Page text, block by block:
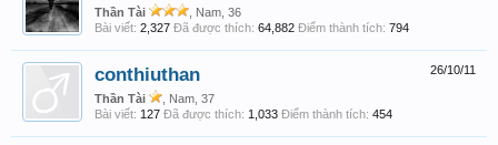
Thần Tài
, Nam, 36
Bài viết: 2,327 Đã được thích: 64,882 Điểm thành tích: 794
26/10/11
conthiuthan
Thần Tài
, Nam, 37
Bài viết: 127 Đã được thích: 1,033 Điểm thành tích: 454